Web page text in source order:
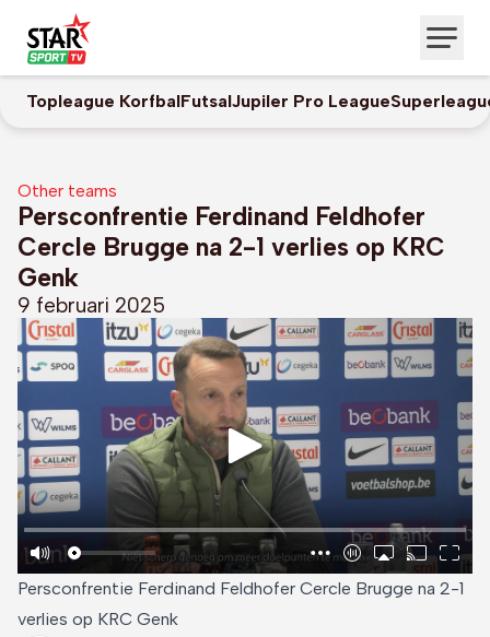
Topleague KorfbalFutsalJupiler Pro League
Other teams
Persconfrentie Ferdinand Feldhofer
Cercle Brugge na 2-1 verlies op KRC
Genk
9 februari 2025
Persconfrentie Ferdinand Feldhofer Cercle Brugge na 2-1
verlies op KRC Genk